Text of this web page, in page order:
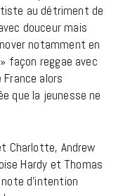
au détriment de
douceur mais
notamment en
façon reggae avec
alors
que la jeunesse ne
Charlotte, Andrew
Hardy et Thomas
d’intention